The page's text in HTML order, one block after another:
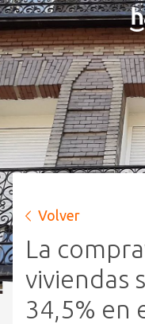
Volver
La
viviendas
34,5% en